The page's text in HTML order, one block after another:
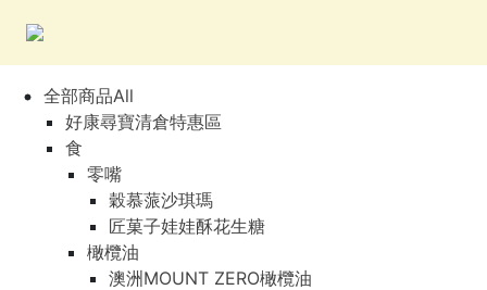
全部商品All
好康尋寶清倉特惠區
食
零嘴
穀慕蒎沙琪瑪
匠菓子娃娃酥花生糖
橄欖油
澳洲MOUNT ZERO橄欖油